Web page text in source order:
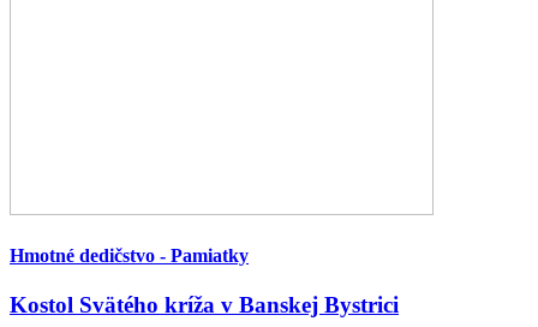
Hmotné dedičstvo - Pamiatky
Kostol Svätého kríža v Banskej Bystrici